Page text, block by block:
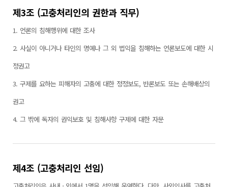
제3조 (고충처리인의 권한과 직무)
1. 언론의 침해행위에 대한 조사
2. 사실이 아니거나 타인의 명예나 그 외 법익을 침해하는 언론보도에 대한 시
정권고
3. 구제를 요하는 피해자의 고충에 대한 정정보도, 반론보도 또는 손해배상의
권고
4. 그 밖에 독자의 권익보호 및 침해사항 구제에 대한 자문
제4조 (고충처리인 선임)